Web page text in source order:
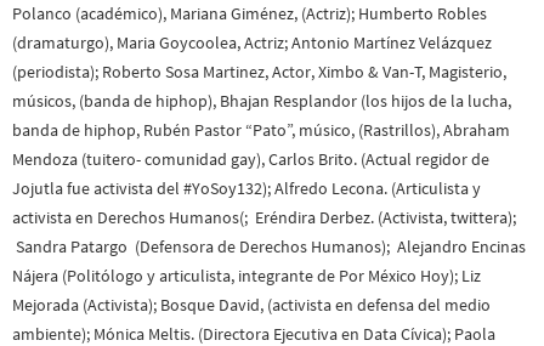
Polanco (académico), Mariana Giménez, (Actriz); Humberto Robles
(dramaturgo), Maria Goycoolea, Actriz; Antonio Martínez Velázquez
(periodista); Roberto Sosa Martinez, Actor, Ximbo & Van-T, Magisterio,
músicos, (banda de hiphop), Bhajan Resplandor (los hijos de la lucha,
banda de hiphop, Rubén Pastor “Pato”, músico, (Rastrillos), Abraham
Mendoza (tuitero- comunidad gay), Carlos Brito. (Actual regidor de
Jojutla fue activista del #YoSoy132); Alfredo Lecona. (Articulista y
activista en Derechos Humanos(; Eréndira Derbez. (Activista, twittera);
Sandra Patargo (Defensora de Derechos Humanos); Alejandro Encinas
Nájera (Politólogo y articulista, integrante de Por México Hoy); Liz
Mejorada (Activista); Bosque David, (activista en defensa del medio
ambiente); Mónica Meltis. (Directora Ejecutiva en Data Cívica); Paola